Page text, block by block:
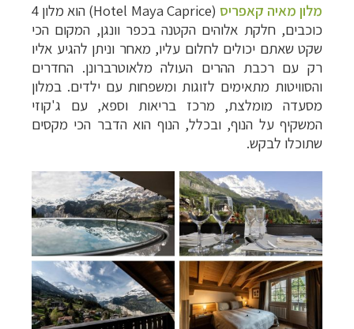
מלון מאיה קאפריס (
Hotel Maya Caprice
) הוא מלון 4
כוכבים, חלקת אלוהים הקטנה בכפר וונגן, המקום הכי
שקט שאתם יכולים לחלום עליו, מאחר וניתן להגיע אליו
רק עם רכבת ההרים העולה מלאוטרברונן. החדרים
והסוויטות מתאימים לזוגות ומשפחות עם ילדים. במלון
מסעדה מומלצת, מרכז בריאות וספא, עם ג'קוזי
המשקיף על הנוף, ובכלל, הנוף הוא הדבר הכי מקסים
שתוכלו לבקש.